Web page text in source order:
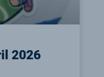
2026